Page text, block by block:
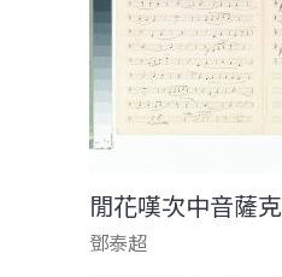
閒花嘆次中音薩
鄧泰超